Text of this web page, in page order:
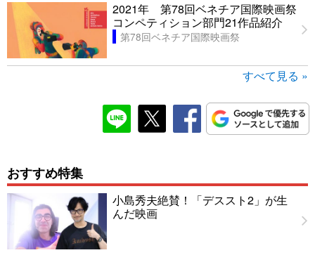
2021年 第78回ベネチア国際映画祭
コンペティション部門21作品紹介
第78回ベネチア国際映画祭
すべて見る »
おすすめ特集
小島秀夫絶賛！「デススト2」が生
んだ映画